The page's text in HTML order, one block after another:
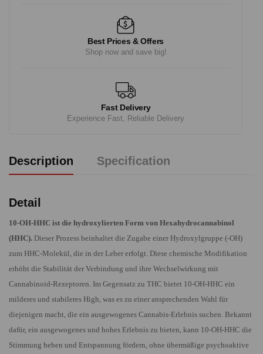
Best Prices & Offers
Shop now and save big!
Fast Delivery
Experience Fast, Reliable Delivery
Description Specification
Detail
10-OH-HHC ist die hydroxylierten Form von Hexahydrocannabinol
(HHC). Dieser Prozess beinhaltet die Zugabe einer Hydroxylgruppe (-OH)
zum HHC-Molekül, die in der Leber erfolgt. Diese chemische Modifikation
erhöht die Stabilität der Verbindung und ihre Wechselwirkung mit
Cannabinoid-Rezeptoren. Im Gegensatz zu THC bietet 10-OH-HHC ein
milderes und stabileres High, was es zu einer ansprechenden Wahl für
diejenigen macht, die ein ausgewogenes Cannabis-Erlebnis suchen. Bekannt
dafür, ein ausgewogenes und hohes Erlebnis zu bieten, kann 10-OH-HHC die
Stimmung heben und Entspannung fördern, ohne übermäßige psychoaktive